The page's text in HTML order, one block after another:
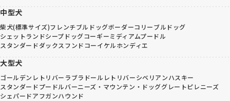
中型犬
柴犬(標準サイズ)フレンチブルドッグボーダーコリーブルドッグ
シェットランドシープドッグコーギーミディアムプードル
スタンダードダックスフンドコーイケルホンディエ
大型犬
ゴールデンレトリバー ラブラドールレトリバーシベリアンハスキー
スタンダードプードルバーニーズ・マウンテン・ドッググレートピレニーズ
シェパードアフガンハウンド